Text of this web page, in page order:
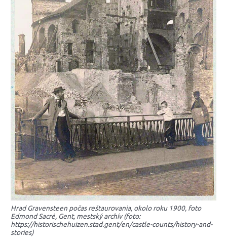
Hrad Gravensteen počas reštaurovania, okolo roku 1900, foto
Edmond Sacré, Gent, mestský archív (foto:
https://historischehuizen.stad.gent/en/castle-counts/history-and-
stories)